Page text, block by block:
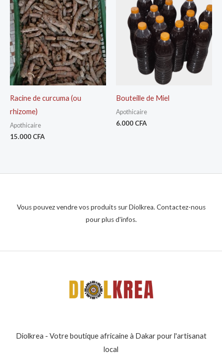
Racine de curcuma (ou
rhizome)
Apothicaire
15.000 CFA
Bouteille de Miel
Apothicaire
6.000 CFA
Vous pouvez vendre vos produits sur Diolkrea. Contactez-nous
pour plus d'infos.
Diolkrea - Votre boutique africaine à Dakar pour l'artisanat
local